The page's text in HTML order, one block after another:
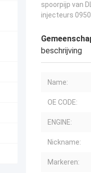
spoorpijp van
injecteurs
beschrijving
Name:
OE CODE:
ENGINE:
Nickname:
Markeren: